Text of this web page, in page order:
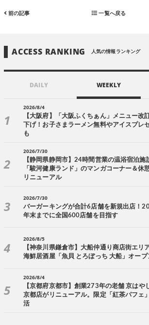
前の記事 一覧へ戻る
ACCESS RANKING 人気の情報ランキング
DAILY WEEKLY
2026/8/4
【大阪府】「大阪ふくちぁん」メニュー改
下げ！お子さまラーメン無料やアイスプレ
も
2026/7/30
【静岡県静岡市】24時間営業の温浴宿泊施
「駿河健康ランド」のマンガコーナー＆休
リニューアル
2026/7/30
バーガーキングが合計6店舗を新規出店！
年末までに全国600店舗を目指す
2026/8/5
【神奈川県鎌倉市】大船仲通り商店街エリ
海鮮居酒屋「魚貝 とろぼっち 大船」オープ
2026/8/4
【京都府京都市】創業273年の老舗 京はや
京都店がリニューアル。限定「紅茶パフェ
活